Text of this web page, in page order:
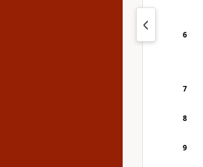
6
7
8
9